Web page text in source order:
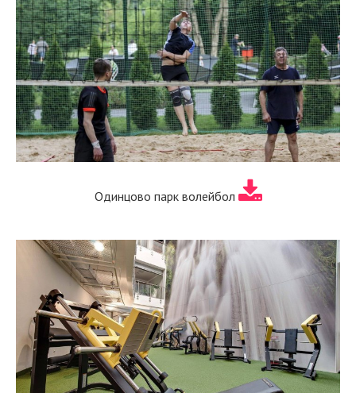
Одинцово парк волейбол